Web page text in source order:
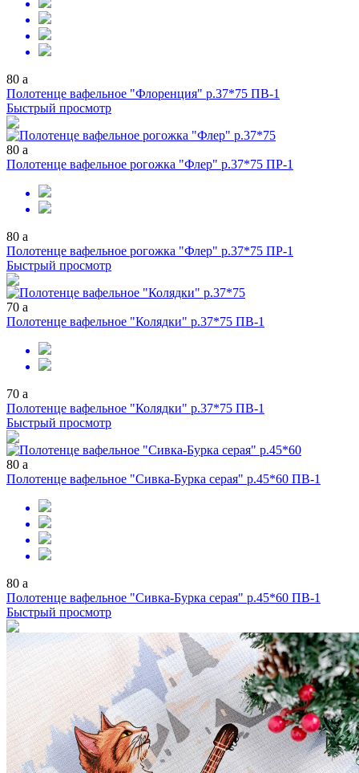
80 a
Полотенце вафельное "Флоренция" р.37*75 ПВ-1
Быстрый просмотр
80 a
Полотенце вафельное рогожка "Флер" р.37*75 ПР-1
80 a
Полотенце вафельное рогожка "Флер" р.37*75 ПР-1
Быстрый просмотр
70 a
Полотенце вафельное "Колядки" р.37*75 ПВ-1
70 a
Полотенце вафельное "Колядки" р.37*75 ПВ-1
Быстрый просмотр
80 a
Полотенце вафельное "Сивка-Бурка серая" р.45*60 ПВ-1
80 a
Полотенце вафельное "Сивка-Бурка серая" р.45*60 ПВ-1
Быстрый просмотр